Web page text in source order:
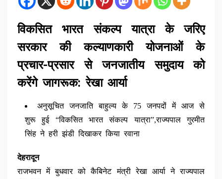
विकसित भारत संकल्प यात्रा के जरिए
सरकार की कल्याणकारी योजनाओं के
प्रचार-प्रसार से जनजातीय समुदाय को
करेंगे जागरूक: रेखा आर्या
अनुसूचित जनजाति बाहुल्य के 75 जनपदों में आज से
शुरू हुई “विकसित भारत संकल्प यात्रा”,राज्यपाल गुरमीत
सिंह ने हरी झंडी दिखाकर किया रवाना
देहरादून
राजभवन में बुधवार को कैबिनेट मंत्री रेखा आर्या ने राज्यपाल